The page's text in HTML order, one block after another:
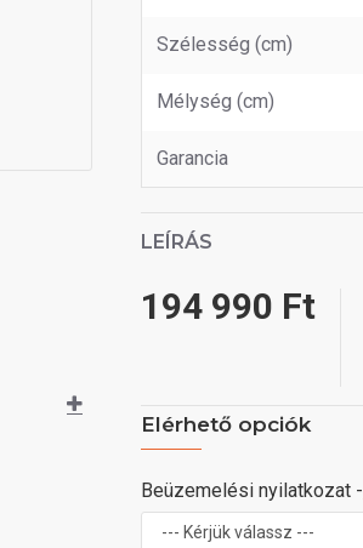
Szélesség (cm)
Mélység (cm)
Garancia
LEÍRÁS
194 990 Ft
Elérhető opciók
Beüzemelési nyilatkozat -